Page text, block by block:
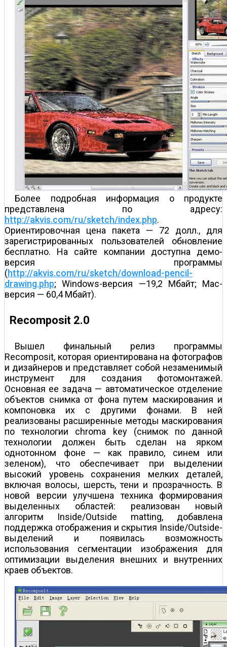
Более подробная информация о продукте
представлена по адресу:
http://akvis.com/ru/sketch/index.php.
Ориентировочная цена пакета — 72 долл., для
зарегистрированных пользователей обновление
бесплатно. На сайте компании доступна демо-
версия программы
(http://akvis.com/ru/sketch/download-pencil-
drawing.php; Windows-версия —19,2 Мбайт; Mac-
версия — 60,4 Мбайт).
Recomposit 2.0
Вышел финальный релиз программы
Recomposit, которая ориентирована на фотографов
и дизайнеров и представляет собой незаменимый
инструмент для создания фотомонтажей.
Основная ее задача — автоматическое отделение
объектов снимка от фона путем маскирования и
компоновка их с другими фонами. В ней
реализованы расширенные методы маскирования
по технологии chroma key (снимок по данной
технологии должен быть сделан на ярком
однотонном фоне — как правило, синем или
зеленом), что обеспечивает при выделении
высокий уровень сохранения мелких деталей,
включая волосы, шерсть, тени и прозрачность. В
новой версии улучшена техника формирования
выделенных областей: реализован новый
алгоритм Inside/Outside matting, добавлена
поддержка отображения и скрытия Inside/Outside-
выделений и появилась возможность
использования сегментации изображения для
оптимизации выделения внешних и внутренних
краев объектов.